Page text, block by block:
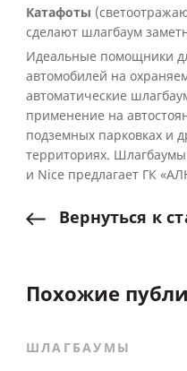
Катафоты
сделают шлагбаум
Идеальные помощники
автомобилей на
автоматические
применение на
подземных парковках и
территориях.
и Nice предлагает ГК
Вернуться к
Похожие
ШЛАГБАУМЫ